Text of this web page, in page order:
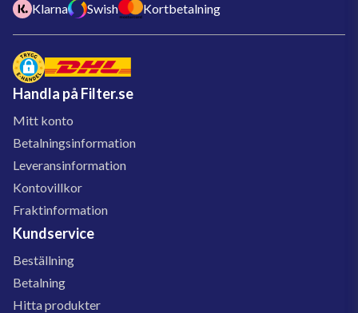
Klarna Swish Kortbetalning
Handla på Filter.se
Mitt konto
Betalningsinformation
Leveransinformation
Kontovillkor
Fraktinformation
Kundservice
Beställning
Betalning
Hitta produkter